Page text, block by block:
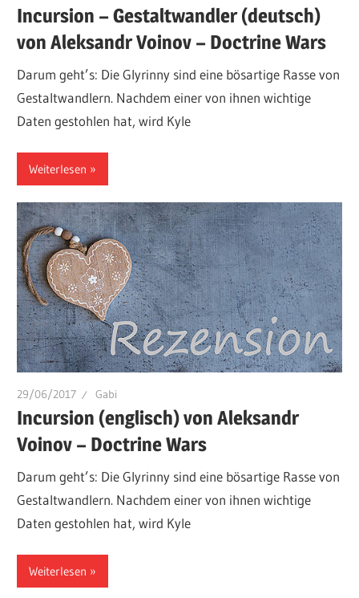
Incursion – Gestaltwandler (deutsch)
von Aleksandr Voinov – Doctrine Wars
Darum geht’s: Die Glyrinny sind eine bösartige Rasse von
Gestaltwandlern. Nachdem einer von ihnen wichtige
Daten gestohlen hat, wird Kyle
Weiterlesen
29/06/2017 Gabi
Incursion (englisch) von Aleksandr
Voinov – Doctrine Wars
Darum geht’s: Die Glyrinny sind eine bösartige Rasse von
Gestaltwandlern. Nachdem einer von ihnen wichtige
Daten gestohlen hat, wird Kyle
Weiterlesen